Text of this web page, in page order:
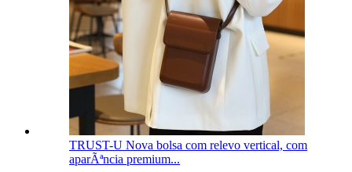
TRUST-U Nova bolsa com relevo vertical, com
aparÃªncia premium...